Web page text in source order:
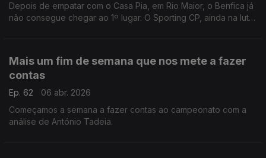
Depois de empatar com o Casa Pia, em Rio Maior, o Benfica já
não consegue chegar ao 1º lugar. O Sporting CP, ainda na luta
Mais um fim de semana que nos mete a fazer
contas
Ep. 62
06 abr. 2026
Começamos a semana a fazer contas ao campeonato com a
análise de António Tadeia.